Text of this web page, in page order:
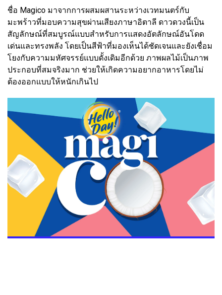
ชื่อ Magico มาจากการผสมผสานระหว่างเวทมนตร์กับ
มะพร้าวที่มอบความสุขผ่านเสียงภาษาอิตาลี ดาวดวงนี้เป็น
สัญลักษณ์ที่สมบูรณ์แบบสำหรับการแสดงอัตลักษณ์อันโดด
เด่นและทรงพลัง โดยเป็นสีฟ้าที่มองเห็นได้ชัดเจนและยังเชื่อม
โยงกับความมหัศจรรย์แบบดั้งเดิมอีกด้วย ภาพผลไม้เป็นภาพ
ประกอบที่สมจริงมาก ช่วยให้เกิดความอยากอาหารโดยไม่
ต้องออกแบบให้หนักเกินไป